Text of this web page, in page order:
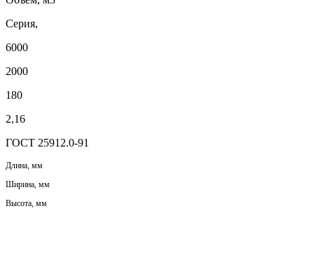
Серия,
6000
2000
180
2,16
ГОСТ 25912.0-91
Длина, мм
Ширина, мм
Высота, мм